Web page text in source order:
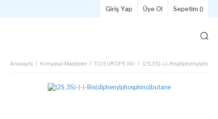
Giriş Yap Üye Ol Sepetim ()
Anasayfa Kimyasal Maddeler TCI EUROPE NV. (2S,3S)-(-)-